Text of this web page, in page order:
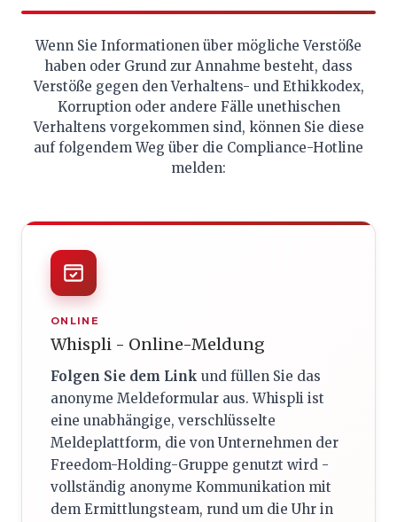
Wenn Sie Informationen über mögliche Verstöße
haben oder Grund zur Annahme besteht, dass
Verstöße gegen den Verhaltens- und Ethikkodex,
Korruption oder andere Fälle unethischen
Verhaltens vorgekommen sind, können Sie diese
auf folgendem Weg über die Compliance-Hotline
melden:
ONLINE
Whispli - Online-Meldung
Folgen Sie dem Link und füllen Sie das
anonyme Meldeformular aus. Whispli ist
eine unabhängige, verschlüsselte
Meldeplattform, die von Unternehmen der
Freedom-Holding-Gruppe genutzt wird -
vollständig anonyme Kommunikation mit
dem Ermittlungsteam, rund um die Uhr in